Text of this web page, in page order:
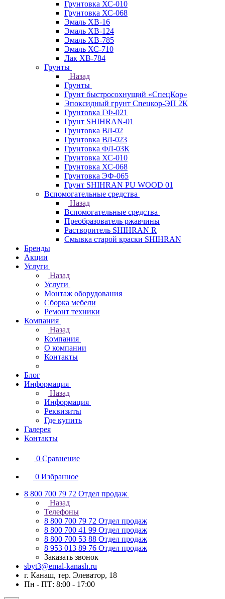
Грунтовка ХС-010
Грунтовка ХС-068
Эмаль ХВ-16
Эмаль ХВ-124
Эмаль ХВ-785
Эмаль ХС-710
Лак ХВ-784
Грунты
Назад
Грунты
Грунт быстросохнущий «СпецКор»
Эпоксидный грунт Спецкор-ЭП 2К
Грунтовка ГФ-021
Грунт SHIHRAN-01
Грунтовка ВЛ-02
Грунтовка ВЛ-023
Грунтовка ФЛ-03К
Грунтовка ХС-010
Грунтовка ХС-068
Грунтовка ЭФ-065
Грунт SHIHRAN PU WOOD 01
Вспомогательные средства
Назад
Вспомогательные средства
Преобразователь ржавчины
Растворитель SHIHRAN R
Смывка старой краски SHIHRAN
Бренды
Акции
Услуги
Назад
Услуги
Монтаж оборудования
Сборка мебели
Ремонт техники
Компания
Назад
Компания
О компании
Контакты
Блог
Информация
Назад
Информация
Реквизиты
Где купить
Галерея
Контакты
0 Сравнение
0 Избранное
8 800 700 79 72 Отдел продаж
Назад
Телефоны
8 800 700 79 72 Отдел продаж
8 800 700 41 99 Отдел продаж
8 800 700 53 88 Отдел продаж
8 953 013 89 76 Отдел продаж
Заказать звонок
sbyt3@emal-kanash.ru
г. Канаш, тер. Элеватор, 18
Пн - ПТ: 8:00 - 17:00